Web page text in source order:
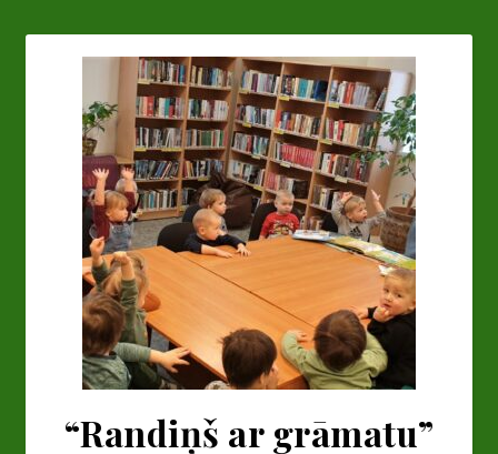
“Randiņš ar grāmatu”